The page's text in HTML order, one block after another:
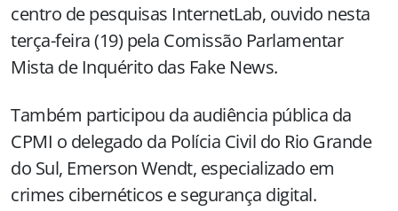
centro de pesquisas InternetLab, ouvido nesta
terça-feira (19) pela Comissão Parlamentar
Mista de Inquérito das Fake News.
Também participou da audiência pública da
CPMI o delegado da Polícia Civil do Rio Grande
do Sul, Emerson Wendt, especializado em
crimes cibernéticos e segurança digital.